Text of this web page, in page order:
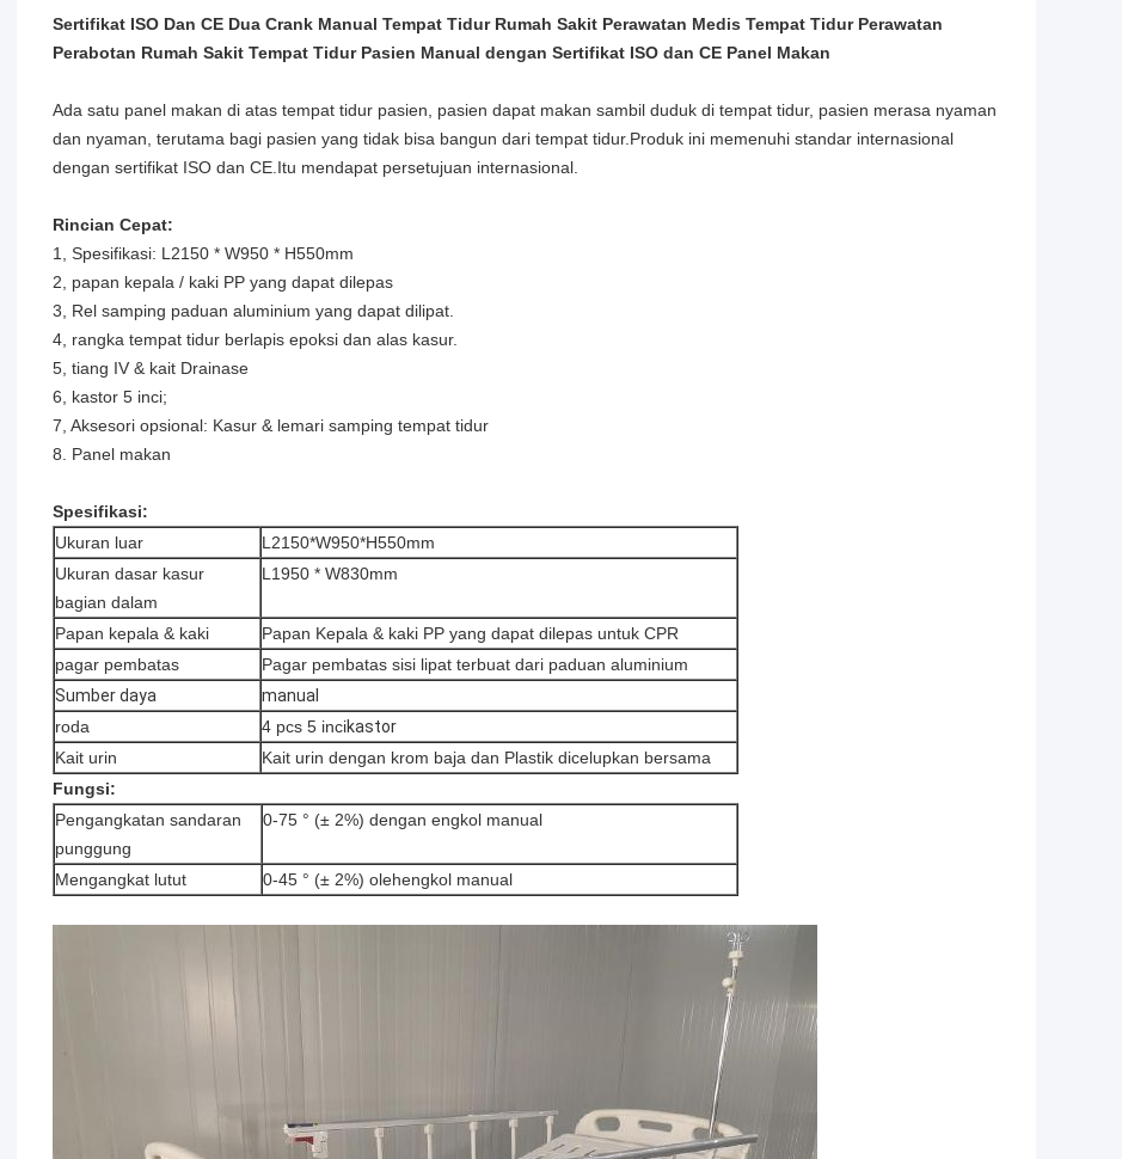
Sertifikat ISO Dan CE Dua Crank Manual Tempat Tidur Rumah Sakit Perawatan Medis Tempat Tidur Perawatan
Perabotan Rumah Sakit Tempat Tidur Pasien Manual dengan Sertifikat ISO dan CE Panel Makan
Ada satu panel makan di atas tempat tidur pasien, pasien dapat makan sambil duduk di tempat tidur, pasien merasa nyaman
dan nyaman, terutama bagi pasien yang tidak bisa bangun dari tempat tidur.Produk ini memenuhi standar internasional
dengan sertifikat ISO dan CE.Itu mendapat persetujuan internasional.
Rincian Cepat:
1, Spesifikasi: L2150 * W950 * H550mm
2, papan kepala / kaki PP yang dapat dilepas
3, Rel samping paduan aluminium yang dapat dilipat.
4, rangka tempat tidur berlapis epoksi dan alas kasur.
5, tiang IV & kait Drainase
6, kastor 5 inci;
7, Aksesori opsional: Kasur & lemari samping tempat tidur
8. Panel makan
Spesifikasi:
Ukuran luar
L2150*W950*H550mm
Ukuran dasar kasur
bagian dalam
L1950 * W830mm
Papan kepala & kaki
Papan Kepala & kaki PP yang dapat dilepas untuk CPR
pagar pembatas
Pagar pembatas sisi lipat terbuat dari paduan aluminium
Sumber daya
manual
roda
4 pcs 5 incikastor
Kait urin
Kait urin dengan krom baja dan Plastik dicelupkan bersama
Fungsi:
Pengangkatan sandaran
punggung
0-75 ° (± 2%) dengan engkol manual
Mengangkat lutut 0-45 ° (± 2%) olehengkol manual